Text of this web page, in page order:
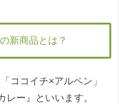
新商品とは？
ココイチ×アルペン」
レー』といいます。